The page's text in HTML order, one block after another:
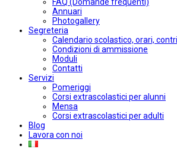
Annuari
Photogallery
Segreteria
Calendario scolastico, orari,
Condizioni di ammissione
Moduli
Contatti
Servizi
Pomeriggi
Corsi extrascolastici per alunni
Mensa
Corsi extrascolastici per adulti
Blog
Lavora con noi